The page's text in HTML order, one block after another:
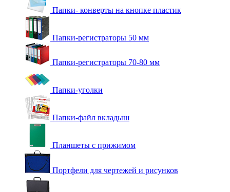
Папки- конверты на кнопке пластик
Папки-регистраторы 50 мм
Папки-регистраторы 70-80 мм
Папки-уголки
Папки-файл вкладыш
Планшеты с прижимом
Портфели для чертежей и рисунков